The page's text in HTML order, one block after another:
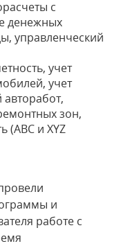
с
денежных
управленческий
учет
учет
зон,
(ABC и XYZ
и
работе с